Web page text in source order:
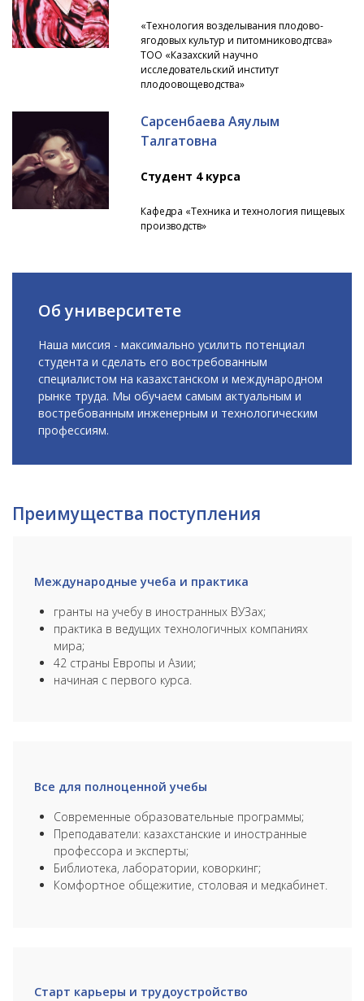
«Технология возделывания плодово-
ягодовых культур и питомниководтсва»
ТОО «Казахский научно
исследовательский институт
плодоовощеводства»
Сарсенбаева Аяулым
Талгатовна
Студент 4 курса
Кафедра «Техника и технология пищевых
производств»
Об университете
Наша миссия - максимально усилить потенциал
студента и сделать его востребованным
специалистом на казахстанском и международном
рынке труда. Мы обучаем самым актуальным и
востребованным инженерным и технологическим
профессиям.
Преимущества поступления
Международные учеба и практика
гранты на учебу в иностранных ВУЗах;
практика в ведущих технологичных компаниях
мира;
42 страны Европы и Азии;
начиная с первого курса.
Все для полноценной учебы
Современные образовательные программы;
Преподаватели: казахстанские и иностранные
профессора и эксперты;
Библиотека, лаборатории, коворкинг;
Комфортное общежитие, столовая и медкабинет.
Старт карьеры и трудоустройство